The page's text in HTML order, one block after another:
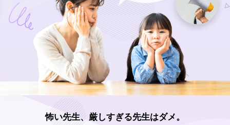
怖い先生、厳しすぎる先生はダメ。